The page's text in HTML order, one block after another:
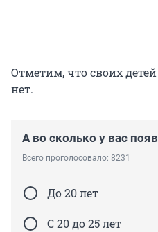
Отметим, что своих
нет.
А во сколько у вас
Всего проголосовало: 8231
До 20 лет
С 20 до 25 лет